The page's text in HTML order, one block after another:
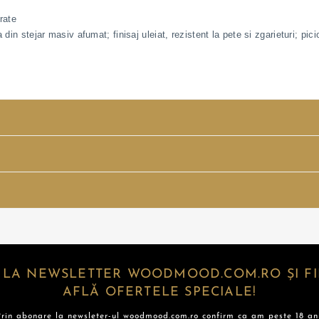
stejar masiv afumat; finisaj uleiat, rezistent la pete si zgarieturi;
NEWSLETTER WOODMOOD.COM.RO ȘI
AFLĂ OFERTELE SPECIALE!
abonare la newsleter-ul woodmood.com.ro confirm ca am peste 18